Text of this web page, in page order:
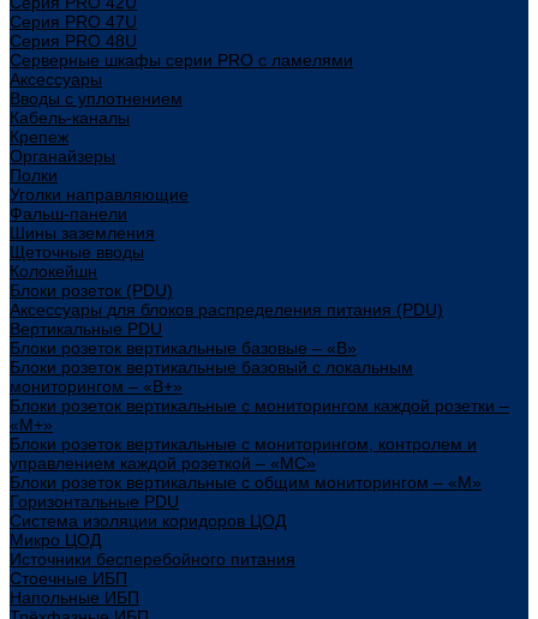
Серия PRO 47U
Серия PRO 48U
Серверные шкафы серии PRO с ламелями
Аксессуары
Вводы с уплотнением
Кабель-каналы
Крепеж
Органайзеры
Полки
Уголки направляющие
Фальш-панели
Шины заземления
Щеточные вводы
Колокейшн
Блоки розеток (PDU)
Аксессуары для блоков распределения питания (PDU)
Вертикальные PDU
Блоки розеток вертикальные базовые – «В»
Блоки розеток вертикальные базовый с локальным
мониторингом – «В+»
Блоки розеток вертикальные с мониторингом каждой розетки –
«М+»
Блоки розеток вертикальные с мониторингом, контролем и
управлением каждой розеткой – «МС»
Блоки розеток вертикальные с общим мониторингом – «М»
Горизонтальные PDU
Система изоляции коридоров ЦОД
Микро ЦОД
Источники бесперебойного питания
Стоечные ИБП
Напольные ИБП